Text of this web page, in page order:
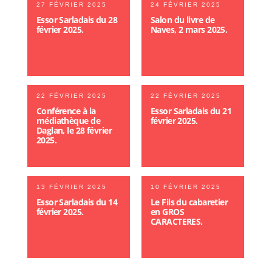
27 FÉVRIER 2025
Essor Sarladais du 28
février 2025.
24 FÉVRIER 2025
Salon du livre de
Naves, 2 mars 2025.
22 FÉVRIER 2025
Conférence à la
médiathèque de
Daglan, le 28 février
2025.
22 FÉVRIER 2025
Essor Sarladais du 21
février 2025.
13 FÉVRIER 2025
Essor Sarladais du 14
février 2025.
10 FÉVRIER 2025
Le Fils du cabaretier
en GROS
CARACTERES.